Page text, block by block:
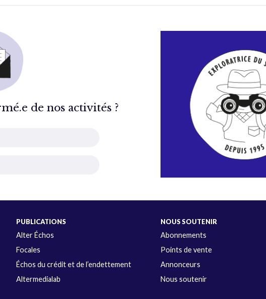
de nos activités ?
PUBLICATIONS
Alter Échos
Focales
Échos du crédit et de l’endettement
Altermedialab
NOUS SOUTENIR
Abonnements
Points de vente
Annonceurs
Nous soutenir